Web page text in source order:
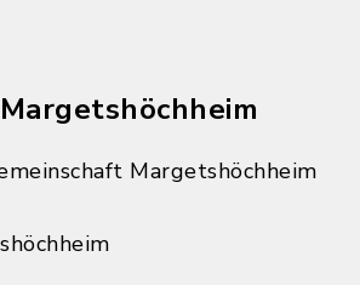
Margetshöchheim